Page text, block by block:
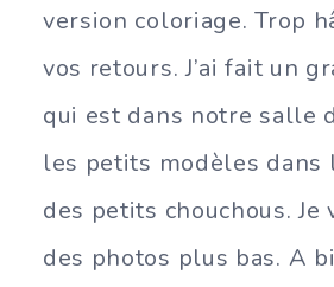
version coloriage. Trop
vos retours. J’ai fait un
qui est dans notre salle
les petits modèles dans
des petits chouchous. Je
des photos plus bas. A